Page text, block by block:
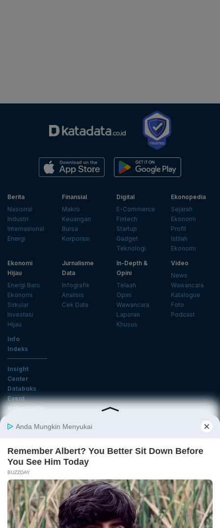
Berita
Nasional
Industri
Internasional
Energi
Finansial
Makro
Keuangan
Bursa
Korporasi
Digital
E-Commerce
Fintech
Startup
Gadget
Teknologi
Ekonopedia
Sejarah
Ekonomi
Profil
Istilah
Ekonomi
Ekonomi
Hijau
Energi Baru
Ekonomi
Sirkular
Investasi
Hijau
Jurnalisme
Data
Infografik
Analisis
Cek Data
In-Depth &
Opini
Telaah
Opini
Wawancara
Laporan
Khusus
Video
News
Wawancara
Katalogue
Foto
Podcast
Info
Indeks
Insight
Center
Databoks
Event
KatadataOto
Email
Daftar
Tentang Katadata Advertising Karier
Pedoman Media Siber